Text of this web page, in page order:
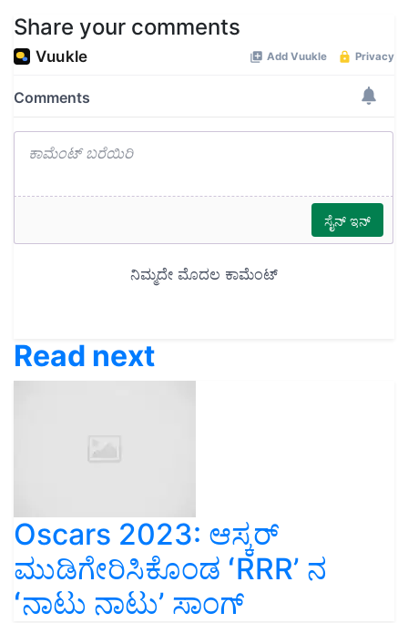
Share your comments
Read next
Oscars 2023: ಆಸ್ಕರ್‌
ಮುಡಿಗೇರಿಸಿಕೊಂಡ ʻRRRʼ ನ
ʻನಾಟು ನಾಟುʼ ಸಾಂಗ್‌